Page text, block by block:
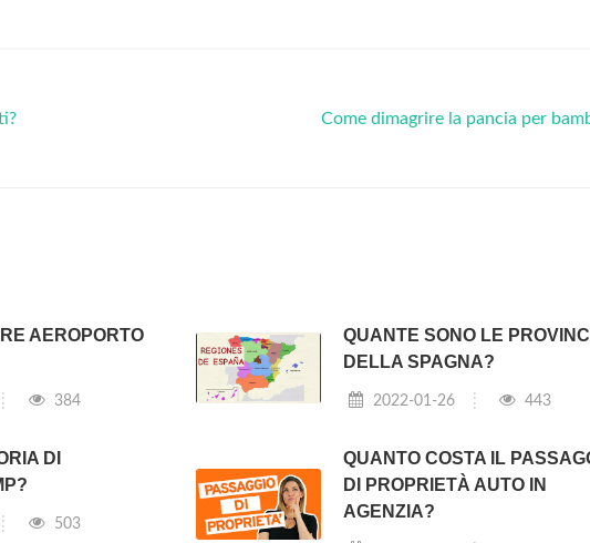
Come dimagrire la pancia per
AEROPORTO
384
QUANTE SONO LE
DELLA SPAGNA?
2022-01-26 443
DI
503
QUANTO COSTA IL
DI PROPRIETÀ AUTO IN
AGENZIA?